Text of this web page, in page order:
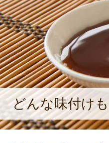
どんな味付け